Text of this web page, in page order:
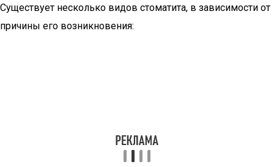
Существует несколько видов стоматита, в зависимости от
причины его возникновения: